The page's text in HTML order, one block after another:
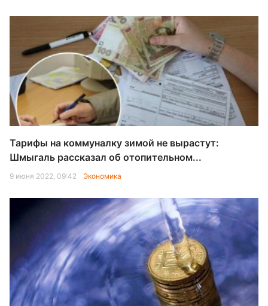
Тарифы на коммуналку зимой не вырастут:
Шмыгаль рассказал об отопительном...
9 июня 2022, 09:42 Экономика